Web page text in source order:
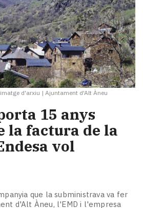
d'arxiu | Ajuntament d'Alt Àneu
15 anys
la factura de la
vol
que la subministrava va fer
d'Alt Àneu, l'EMD i l'empresa